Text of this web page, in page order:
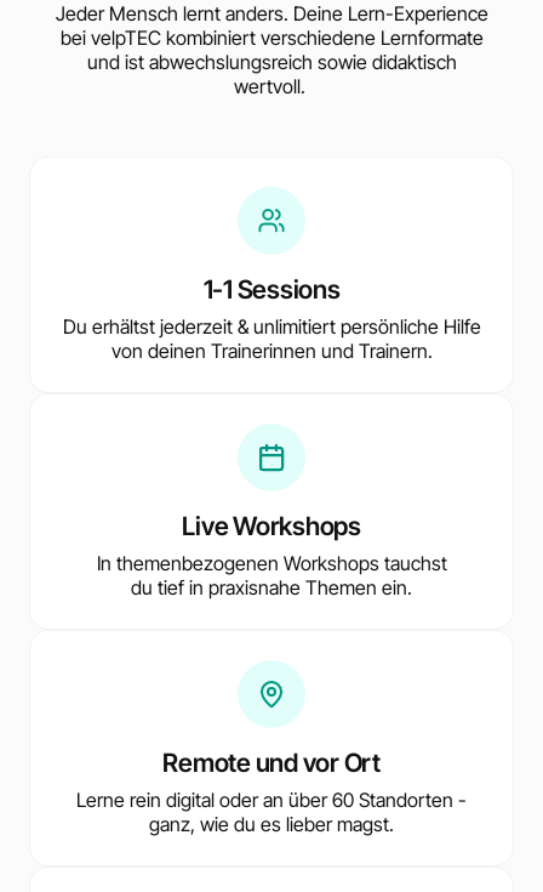
Jeder Mensch lernt anders. Deine Lern-Experience
bei velpTEC kombiniert verschiedene Lernformate
und ist abwechslungsreich sowie didaktisch
wertvoll.
1-1 Sessions
Du erhältst jederzeit & unlimitiert persönliche Hilfe
von deinen Trainerinnen und Trainern.
Live Workshops
In themenbezogenen Workshops tauchst
du tief in praxisnahe Themen ein.
Remote und vor Ort
Lerne rein digital oder an über 60 Standorten -
ganz, wie du es lieber magst.